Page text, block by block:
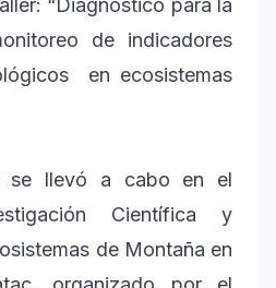
“Diagnóstico para la
de indicadores
en ecosistemas
se llevó a cabo en el
Científica y
de Montaña en